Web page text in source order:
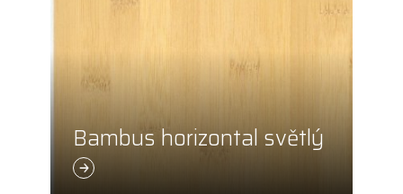
Bambus horizontal světlý